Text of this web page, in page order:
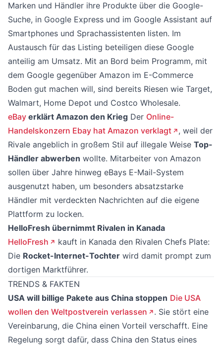
Marken und Händler ihre Produkte über die Google-
Suche, in Google Express und im Google Assistant auf
Smartphones und Sprachassistenten listen. Im
Austausch für das Listing beteiligen diese Google
anteilig am Umsatz. Mit an Bord beim Programm, mit
dem Google gegenüber Amazon im E-Commerce
Boden gut machen will, sind bereits Riesen wie Target,
Walmart, Home Depot und Costco Wholesale.
eBay erklärt Amazon den Krieg Der Online-
Handelskonzern Ebay hat Amazon verklagt
, weil der
Rivale angeblich in großem Stil auf illegale Weise Top-
Händler abwerben wollte. Mitarbeiter von Amazon
sollen über Jahre hinweg eBays E-Mail-System
ausgenutzt haben, um besonders absatzstarke
Händler mit verdeckten Nachrichten auf die eigene
Plattform zu locken.
HelloFresh übernimmt Rivalen in Kanada
HelloFresh
kauft in Kanada den Rivalen Chefs Plate:
Die Rocket-Internet-Tochter wird damit prompt zum
dortigen Marktführer.
TRENDS & FAKTEN
USA will billige Pakete aus China stoppen Die USA
wollen den Weltpostverein verlassen
. Sie stört eine
Vereinbarung, die China einen Vorteil verschafft. Eine
Regelung sorgt dafür, dass China den Status eines